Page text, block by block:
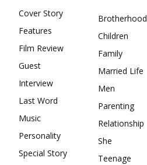
Cover Story
Features
Film Review
Guest
Interview
Last Word
Music
Personality
Special Story
Brotherhood
Children
Family
Married Life
Men
Parenting
Relationship
She
Teenage